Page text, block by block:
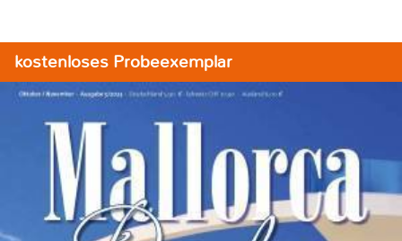
kostenloses Probeexemplar